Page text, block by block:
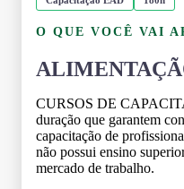
O QUE VOCÊ VAI
CURSOS DE
duração que garantem
capacitação de
não possui ensino
mercado de trabalho.